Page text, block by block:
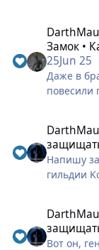
7. Книга
8.
Почему
Ситуация
баланса
Так уж
контроля
рандома
импакт,
то
Замок •
25Jun 25
Даже в
повесили
то
Напишу
гильдии
отличный
Дивинити
Вот он,